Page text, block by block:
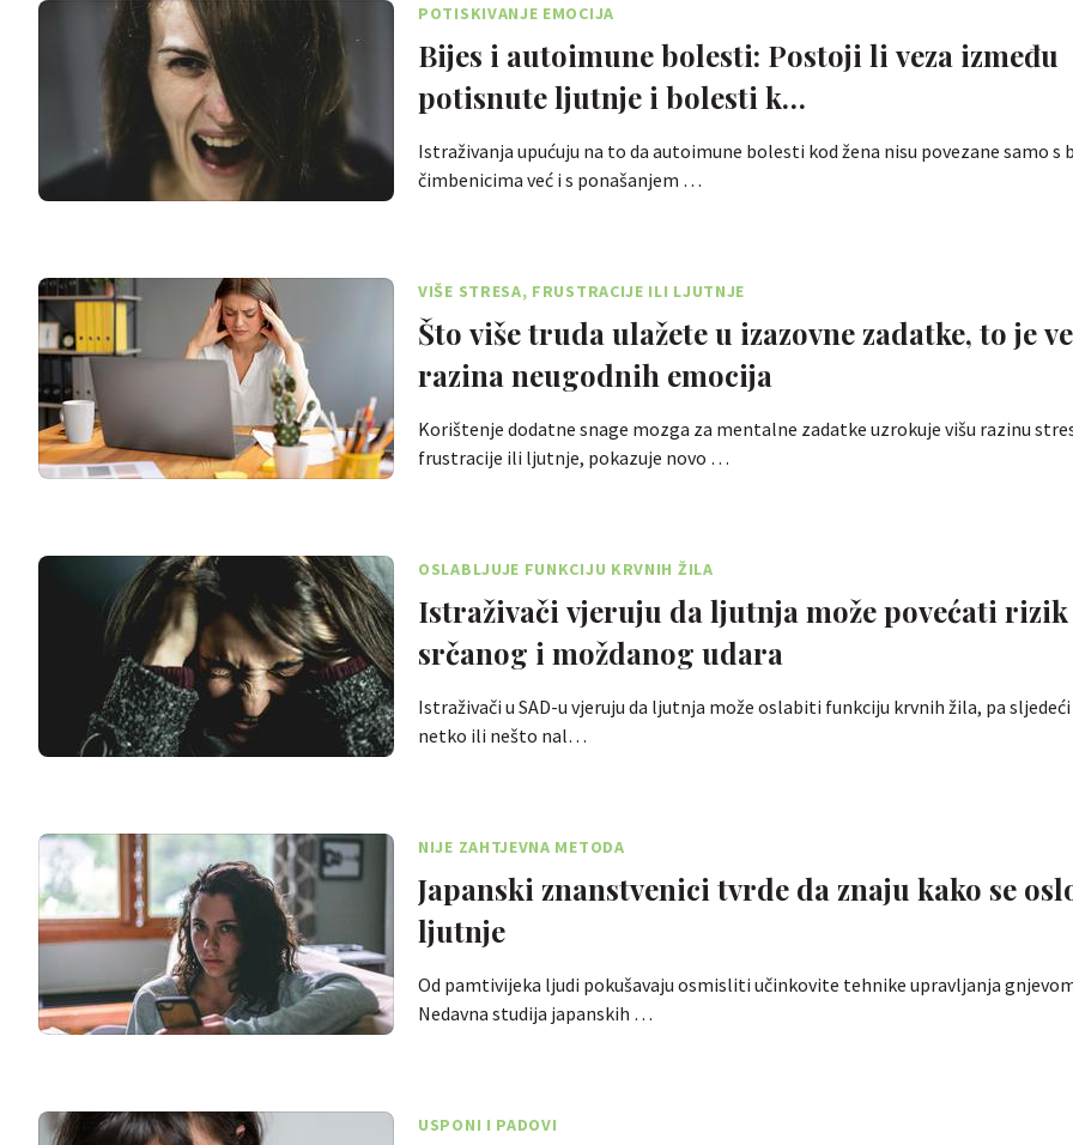
POTISKIVANJE EMOCIJA
Bijes i autoimune bolesti: Postoji li veza između
potisnute ljutnje i bolesti k…
Istraživanja upućuju na to da autoimune bolesti kod žena nisu povezane samo s
čimbenicima već i s ponašanjem …
VIŠE STRESA, FRUSTRACIJE ILI LJUTNJE
Što više truda ulažete u izazovne zadatke, to je
razina neugodnih emocija
Korištenje dodatne snage mozga za mentalne zadatke uzrokuje višu razinu
frustracije ili ljutnje, pokazuje novo …
OSLABLJUJE FUNKCIJU KRVNIH ŽILA
Istraživači vjeruju da ljutnja može povećati rizik
srčanog i moždanog udara
Istraživači u SAD-u vjeruju da ljutnja može oslabiti funkciju krvnih žila, pa sljedeći
netko ili nešto nal…
NIJE ZAHTJEVNA METODA
Japanski znanstvenici tvrde da znaju kako se
ljutnje
Od pamtivijeka ljudi pokušavaju osmisliti učinkovite tehnike upravljanja
Nedavna studija japanskih …
USPONI I PADOVI